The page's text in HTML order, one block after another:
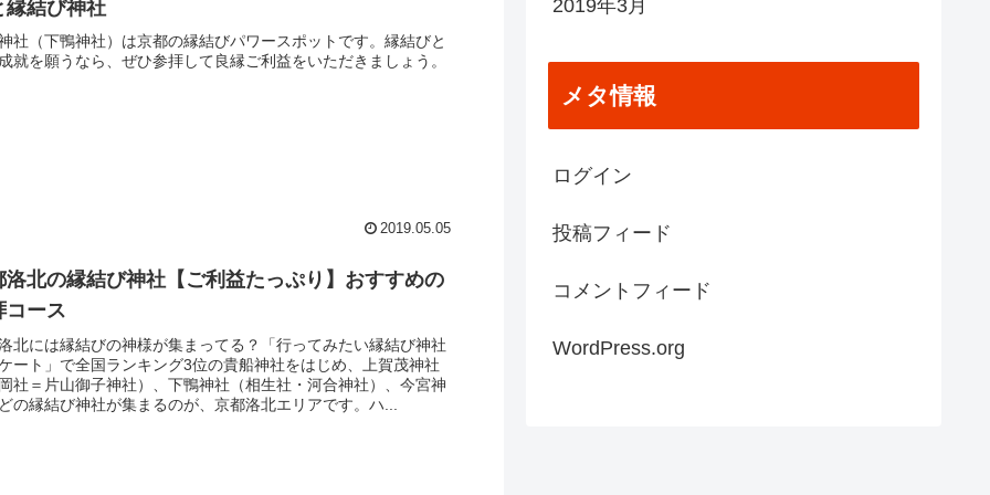
縁結び神社
社（下鴨神社）は京都の縁結びパワースポットです。縁結びと
就を願うなら、ぜひ参拝して良縁ご利益をいただきましょう。
2019.05.05
洛北の縁結び神社【ご利益たっぷり】おすすめの
コース
北には縁結びの神様が集まってる？「行ってみたい縁結び神社
ート」で全国ランキング3位の貴船神社をはじめ、上賀茂神社
社＝片山御子神社）、下鴨神社（相生社・河合神社）、今宮神
の縁結び神社が集まるのが、京都洛北エリアです。ハ...
2019年3月
メタ情報
ログイン
投稿フィード
コメントフィード
WordPress.org